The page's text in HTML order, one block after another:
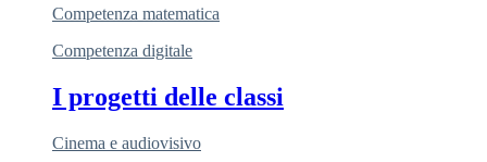
Competenza matematica
Competenza digitale
I progetti delle classi
Cinema e audiovisivo